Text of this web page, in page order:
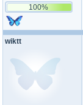
100%
wiktt